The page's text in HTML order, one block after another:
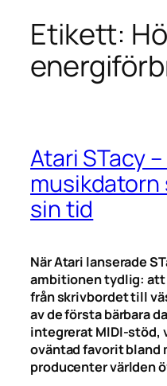
Etikett:
Atari STacy
sin tid
När Atari lanserade
ambitionen tydlig: att
från skrivbordet till
av de första bärbara
integrerat MIDI-stöd,
oväntad favorit bland
producenter världen